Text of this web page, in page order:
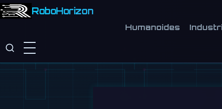
RoboHorizon
Humanoides